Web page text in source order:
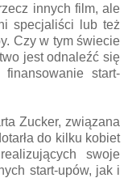
innych film, ale
specjaliści lub też
Czy w tym świecie
jest odnaleźć się
start-
Zucker, związana
do kilku kobiet
swoje
start-upów, jak i